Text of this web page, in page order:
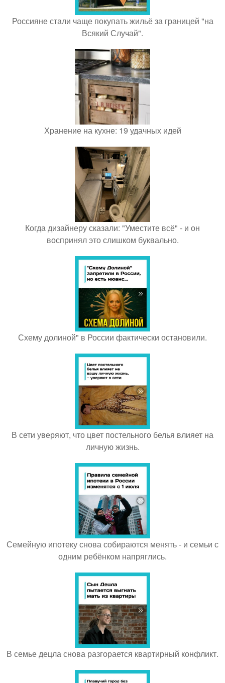
Россияне стали чаще покупать жильё за границей "на
Всякий Случай".
Хранение на кухне: 19 удачных идей
Когда дизайнеру сказали: "Уместите всё" - и он
воспринял это слишком буквально.
Схему долиной" в России фактически остановили.
В сети уверяют, что цвет постельного белья влияет на
личную жизнь.
Семейную ипотеку снова собираются менять - и семьи с
одним ребёнком напряглись.
В семье децла снова разгорается квартирный конфликт.